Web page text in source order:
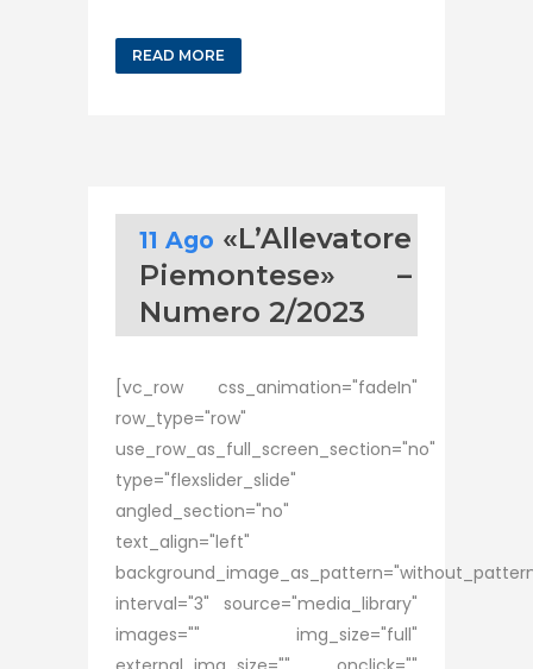
READ MORE
11 Ago «L’Allevatore
Piemontese» –
Numero 2/2023
[vc_row css_animation="fadeIn"
row_type="row"
use_row_as_full_screen_section="no"
type="flexslider_slide"
angled_section="no"
text_align="left"
interval="3" source="media_library"
images="" img_size="full"